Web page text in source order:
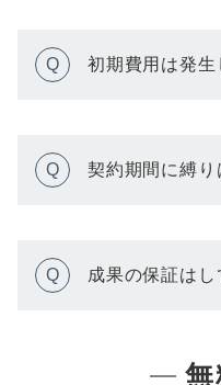
Q 初期費用は発生
Q 契約期間に縛り
Q 成果の保証はし
無